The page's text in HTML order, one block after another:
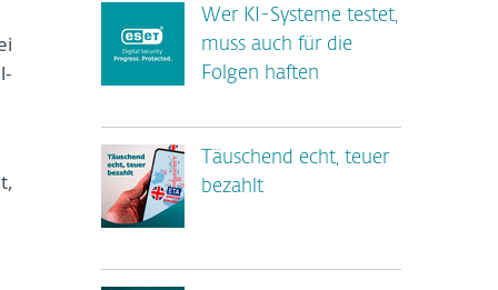
Wer KI-Systeme testet,
muss auch für die
Folgen haften
Täuschend echt, teuer
bezahlt